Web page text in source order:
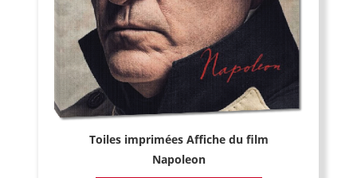
Toiles imprimées Affiche du film
Napoleon